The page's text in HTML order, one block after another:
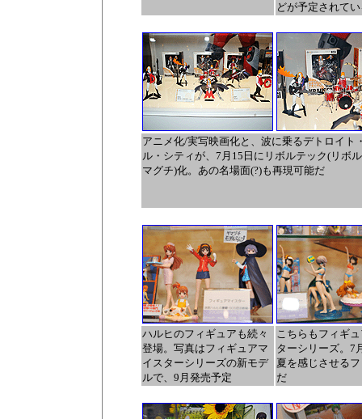
どが予定されて
アニメ化/実写映画化と、波に乗るデトロイト
ル・シティが、7月15日にリボルテック(リボ
マグチ)化。あの名場面(?)も再現可能だ
ハルヒのフィギュアも続々
登場。写真はフィギュアマ
イスターシリーズの新モデ
ルで、9月発売予定
こちらもフィギ
ターシリーズ。7
夏を感じさせる
だ